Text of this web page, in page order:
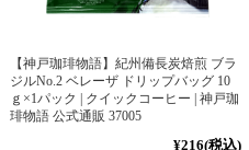
【神戸珈琲物語】紀州備長炭焙煎 ブラ
ジルNo.2 ベレーザ ドリップバッグ 10
ｇ×1パック | クイックコーヒー | 神戸珈
琲物語 公式通販 37005
¥216(税込)